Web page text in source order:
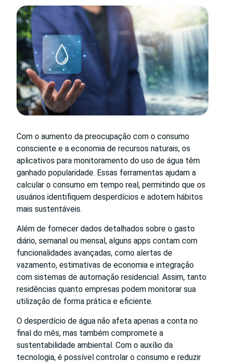
Com o aumento da preocupação com o consumo
consciente e a economia de recursos naturais, os
aplicativos para monitoramento do uso de água têm
ganhado popularidade. Essas ferramentas ajudam a
calcular o consumo em tempo real, permitindo que os
usuários identifiquem desperdícios e adotem hábitos
mais sustentáveis.
Além de fornecer dados detalhados sobre o gasto
diário, semanal ou mensal, alguns apps contam com
funcionalidades avançadas, como alertas de
vazamento, estimativas de economia e integração
com sistemas de automação residencial. Assim, tanto
residências quanto empresas podem monitorar sua
utilização de forma prática e eficiente.
O desperdício de água não afeta apenas a conta no
final do mês, mas também compromete a
sustentabilidade ambiental. Com o auxílio da
tecnologia, é possível controlar o consumo e reduzir